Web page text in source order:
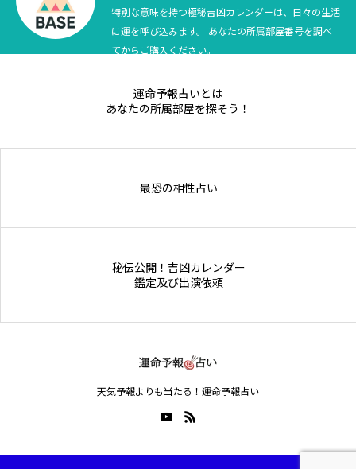
テニス四大大会・五輪
特別な意味を持つ極秘吉凶カレンダーは、日々の生活
に運を呼び込みます。 あなたの所属部屋番号を調べ
てからご購入ください。
運命予報占いとは
あなたの所属部屋を探そう！
最恐の相性占い
秘伝公開！吉凶カレンダー
鑑定及び出演依頼
天気予報よりも当たる！運命予報占い